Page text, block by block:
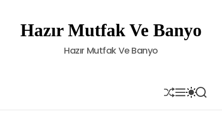
t
Hazır Mutfak Ve Banyo
Hazır Mutfak Ve Banyo
S
H
U
M
E
N
S
W
I
S
E
A